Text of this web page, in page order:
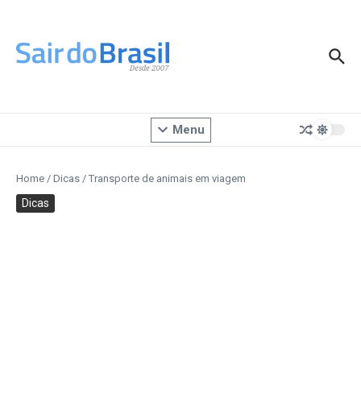
Menu
Home / Dicas / Transporte de animais em viagem
Dicas